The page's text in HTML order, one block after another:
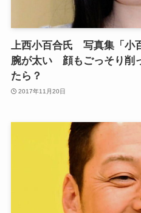
上西小百合氏 写真集「小
腕が太い 顔もごっそり削
たら？
2017年11月20日